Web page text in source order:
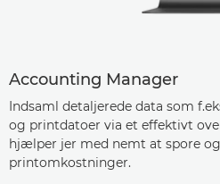
Accounting Manager
Indsaml detaljerede data som
og printdatoer via et effektivt
hjælper jer med nemt at spore
printomkostninger.